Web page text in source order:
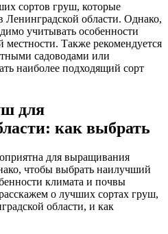
сортов груш, которые
Ленинградской области. Однако,
учитывать особенности
Также рекомендуется
садоводами или
наиболее подходящий сорт
для
как выбрать
для выращивания
чтобы выбрать наилучший
климата и почвы
о лучших сортах груш,
области, и как